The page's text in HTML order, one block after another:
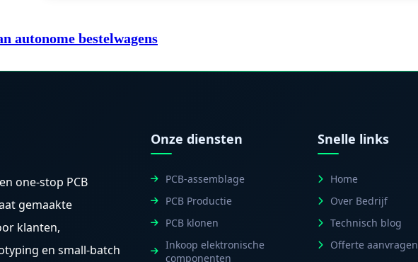
autonome bestelwagens
one-stop PCB
gemaakte
klanten,
en small-batch
Onze diensten
PCB-assemblage
PCB Productie
PCB klonen
Inkoop elektronische
componenten
Snelle links
Home
Over Bedrijf
Technisch blog
Offerte aanvragen